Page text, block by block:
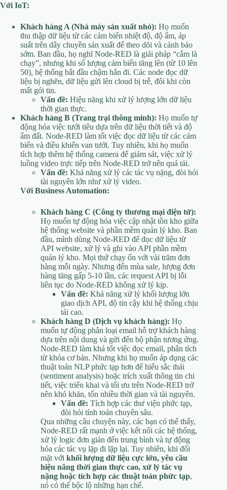
Với IoT:
Khách hàng A (Nhà máy sản xuất nhỏ): Họ muốn
thu thập dữ liệu từ các cảm biến nhiệt độ, độ ẩm, áp
suất trên dây chuyền sản xuất để theo dõi và cảnh báo
sớm. Ban đầu, họ nghĩ Node-RED là giải pháp “cắm là
chạy”, nhưng khi số lượng cảm biến tăng lên (từ 10 lên
50), hệ thống bắt đầu chậm hẳn đi. Các node đọc dữ
liệu bị nghẽn, dữ liệu gửi lên cloud bị trễ, đôi khi còn
mất gói tin.
Vấn đề: Hiệu năng khi xử lý lượng lớn dữ liệu
thời gian thực.
Khách hàng B (Trang trại thông minh): Họ muốn tự
động hóa việc tưới tiêu dựa trên dữ liệu thời tiết và độ
ẩm đất. Node-RED làm tốt việc đọc dữ liệu từ các cảm
biến và điều khiển van tưới. Tuy nhiên, khi họ muốn
tích hợp thêm hệ thống camera để giám sát, việc xử lý
luồng video trực tiếp trên Node-RED trở nên quá tải.
Vấn đề: Khả năng xử lý các tác vụ nặng, đòi hỏi
tài nguyên lớn như xử lý video.
Với Business Automation:
Khách hàng C (Công ty thương mại điện tử):
Họ muốn tự động hóa việc cập nhật tồn kho giữa
hệ thống website và phần mềm quản lý kho. Ban
đầu, mình dùng Node-RED để đọc dữ liệu từ
API website, xử lý và ghi vào API phần mềm
quản lý kho. Mọi thứ chạy ổn với vài trăm đơn
hàng mỗi ngày. Nhưng đến mùa sale, lượng đơn
hàng tăng gấp 5-10 lần, các request API bị lỗi
liên tục do Node-RED không xử lý kịp.
Vấn đề: Khả năng xử lý khối lượng lớn
giao dịch API, độ tin cậy khi hệ thống chịu
tải cao.
Khách hàng D (Dịch vụ khách hàng): Họ
muốn tự động phân loại email hỗ trợ khách hàng
dựa trên nội dung và gửi đến bộ phận tương ứng.
Node-RED làm khá tốt việc đọc email, phân tích
từ khóa cơ bản. Nhưng khi họ muốn áp dụng các
thuật toán NLP phức tạp hơn để hiểu sắc thái
(sentiment analysis) hoặc trích xuất thông tin chi
tiết, việc triển khai và tối ưu trên Node-RED trở
nên khó khăn, tốn nhiều thời gian và tài nguyên.
Vấn đề: Tích hợp các thư viện phức tạp,
đòi hỏi tính toán chuyên sâu.
Qua những câu chuyện này, các bạn có thể thấy,
Node-RED rất mạnh ở việc kết nối các hệ thống,
xử lý logic đơn giản đến trung bình và tự động
hóa các tác vụ lặp đi lặp lại. Tuy nhiên, khi đối
mặt với khối lượng dữ liệu cực lớn, yêu cầu
hiệu năng thời gian thực cao, xử lý tác vụ
nặng hoặc tích hợp các thuật toán phức tạp,
nó có thể bộc lộ những hạn chế.